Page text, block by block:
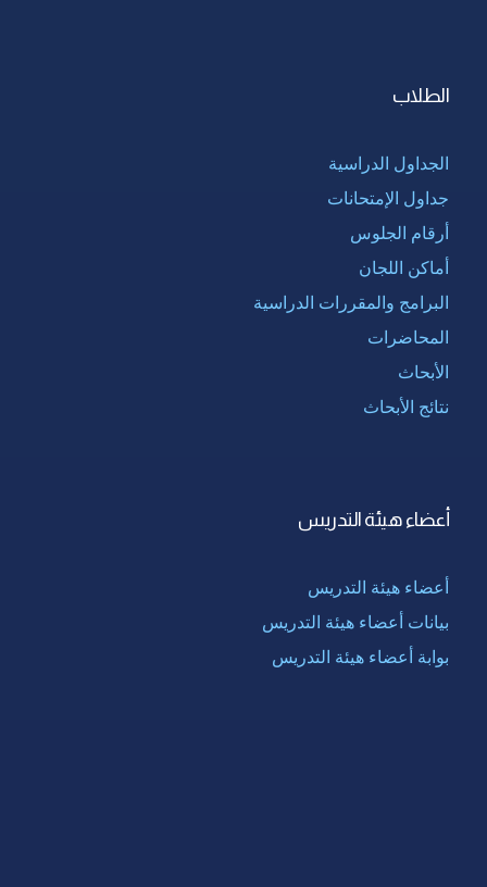
الطلاب
الجداول الدراسية
جداول الإمتحانات
أرقام الجلوس
أماكن اللجان
البرامج والمقررات الدراسية
المحاضرات
الأبحاث
نتائج الأبحاث
أعضاء هيئة التدريس
أعضاء هيئة التدريس
بيانات أعضاء هيئة التدريس
بوابة أعضاء هيئة التدريس